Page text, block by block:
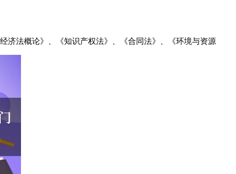
济法概论》、《知识产权法》、《合同法》、《环境与资源